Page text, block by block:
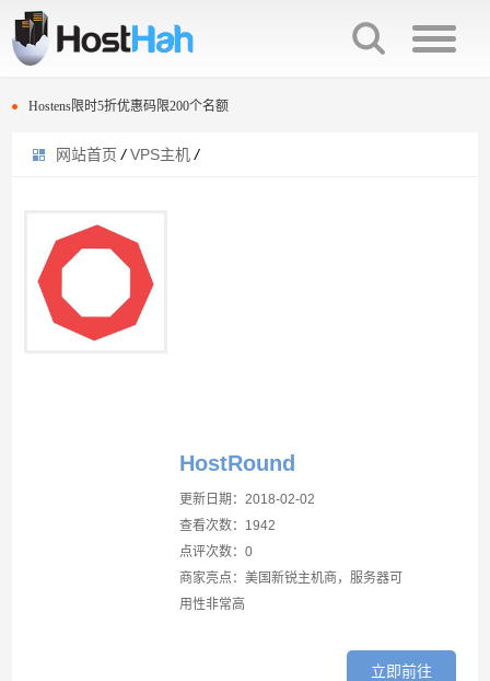
A2 Hosting黑五VPS促销5折优惠
Hostens程序员节限时5折优惠码 100名额
Hostens限时5折优惠码限200个名额
Hostwinds最新优惠卷信息
搬瓦工洛杉矶CN2数据中心29.9美元年付套餐补货
AlphaRacks复活节vps主机9美元一年起
A2 Hosting黑五VPS促销5折优惠
Hostens限时5折优惠码限200个名额
Hostwinds最新优惠卷信息
FastComet复活节活动优惠20%折扣
网站首页 / VPS主机 /
HostRound
更新日期：2018-02-02
查看次数：1942
点评次数：0
商家亮点：美国新锐主机商，服务器可
用性非常高
立即前往